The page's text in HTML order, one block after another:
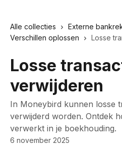
Alle collecties
Externe
Verschillen oplossen
Losse
Losse
verwijderen
In Moneybird kunnen losse
verwijderd worden. Ontdek
verwerkt in je boekhouding.
6 november 2025